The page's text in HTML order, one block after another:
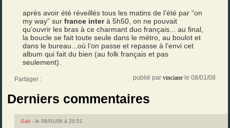
après avoir été réveillés tous les matins de l’été par “on
my way” surfrance interà 5h50, on ne pouvait
qu’ouvrir les bras à ce charmant duo français... au final,
la boucle se fait toute seule dans le métro, au boulot et
dans le bureau...où l’on passe et repasse à l’envi cet
album qui fait du bien (au folk français et pas
seulement).
Partager : publié par vinciane le 08/01/08
Derniers commentaires
Gab - le 08/01/08 à 20:51